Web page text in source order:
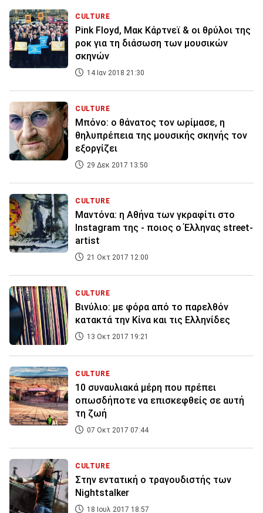
CULTURE
Pink Floyd, Μακ Κάρτνεϊ & οι θρύλοι της
ροκ για τη διάσωση των μουσικών
σκηνών
14 Ιαν 2018 21:30
CULTURE
Mπόνο: ο θάνατος τον ωρίμασε, η
θηλυπρέπεια της μουσικής σκηνής τον
εξοργίζει
29 Δεκ 2017 13:50
CULTURE
Μαντόνα: η Αθήνα των γκραφίτι στο
Instagram της - ποιος ο Έλληνας street-
artist
21 Οκτ 2017 12:00
CULTURE
Βινύλιο: με φόρα από το παρελθόν
κατακτά την Κίνα και τις Ελληνίδες
13 Οκτ 2017 19:21
CULTURE
10 συναυλιακά μέρη που πρέπει
οπωσδήποτε να επισκεφθείς σε αυτή
τη ζωή
07 Οκτ 2017 07:44
CULTURE
Στην εντατική ο τραγουδιστής των
Nightstalker
18 Ιουλ 2017 18:57